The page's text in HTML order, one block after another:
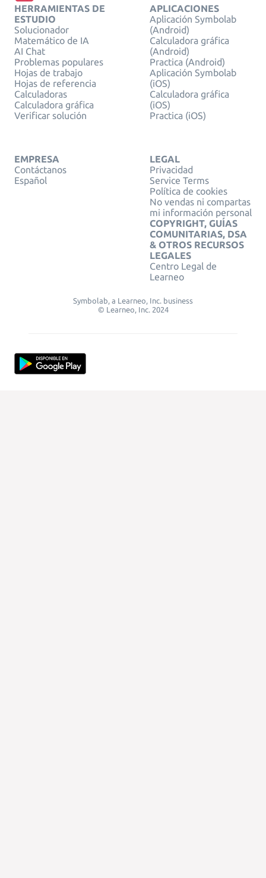
HERRAMIENTAS DE
ESTUDIO
Solucionador
Matemático de IA
AI Chat
Problemas populares
Hojas de trabajo
Hojas de referencia
Calculadoras
Calculadora gráfica
Verificar solución
APLICACIONES
Aplicación Symbolab
(Android)
Calculadora gráfica
(Android)
Practica (Android)
Aplicación Symbolab
(iOS)
Calculadora gráfica
(iOS)
Practica (iOS)
EMPRESA
Contáctanos
Español
LEGAL
Privacidad
Service Terms
Política de cookies
No vendas ni compartas
mi información personal
COPYRIGHT, GUÍAS
COMUNITARIAS, DSA
& OTROS RECURSOS
LEGALES
Centro Legal de
Learneo
Symbolab, a Learneo, Inc. business
© Learneo, Inc. 2024